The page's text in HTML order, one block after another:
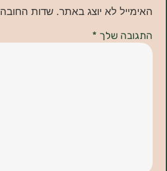
לא יוצג באתר. שדות החובה מסומנים
שלך*